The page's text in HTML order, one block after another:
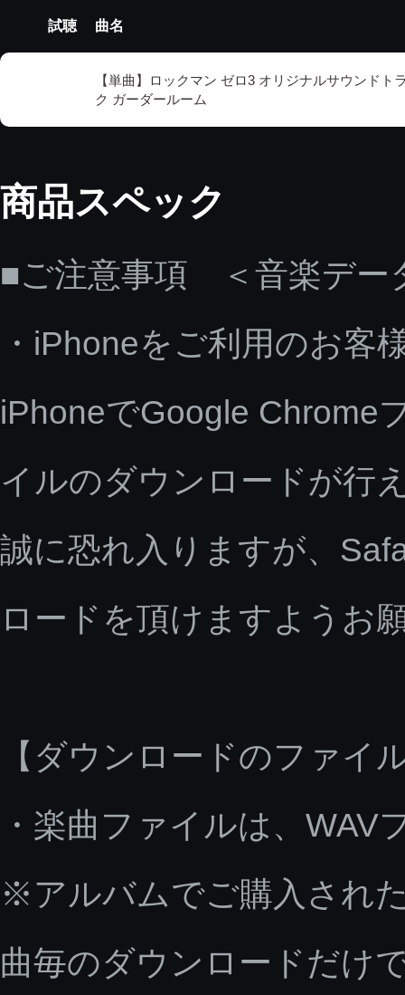
試聴 曲名
【単曲】ロックマン ゼロ3 オリジナルサウンドト
ク ガーダールーム
商品スペック
■ご注意事項 ＜音楽デー
・iPhoneをご利用のお客
iPhoneでGoogle Chrome
イルのダウンロードが行
誠に恐れ入りますが、
ロードを頂けますようお
【ダウンロードのファイ
・楽曲ファイルは、
※アルバムでご購入され
曲毎のダウンロードだけ